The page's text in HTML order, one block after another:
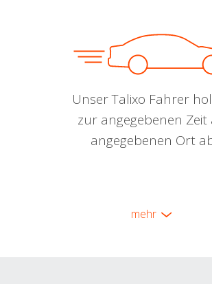
Unser Talixo Fahrer
zur angegebenen Zeit
angegebenen Ort
mehr